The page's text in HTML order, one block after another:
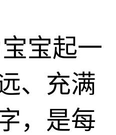
宝起一
、充满
，是每